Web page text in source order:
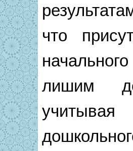
что
лишим